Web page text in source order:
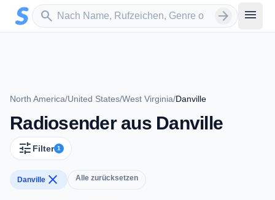
Zum Hauptinhalt springen
search
Sender suchen arrow_forward menu
North America/United States/West Virginia/Danville
Radiosender aus Danville
tune Filter 1
Danville close Alle zurücksetzen